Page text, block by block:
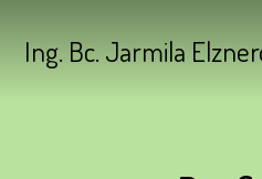
Ing. Bc. Jarmila